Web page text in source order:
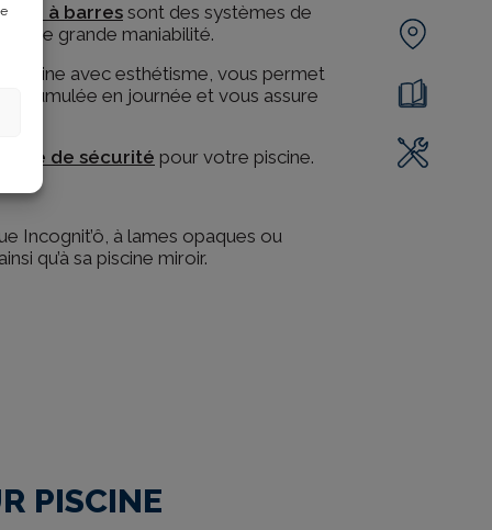
à barressont des systèmes de
une grande maniabilité.
piscine avec esthétisme, vous permet
en journée et vous assure
de sécurité pour votre piscine.
Incognit’ô, à lames opaques ou
qu’à sa piscine miroir.
PISCINE